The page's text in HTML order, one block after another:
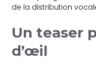
de la distribution
Un teaser
d’œil